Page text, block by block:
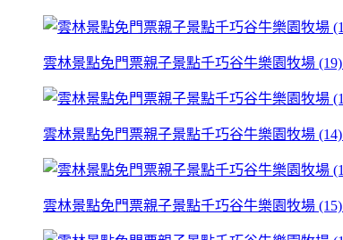
雲林景點免門票親子景點千巧谷牛樂園牧場
雲林景點免門票親子景點千巧谷牛樂園牧場
雲林景點免門票親子景點千巧谷牛樂園牧場